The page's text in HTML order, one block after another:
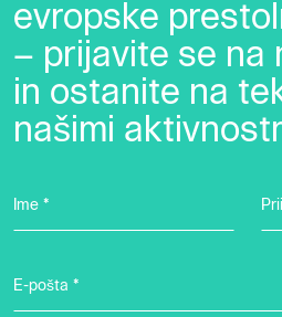
evropske
– prijavite se na
in ostanite na
našimi
Ime *
E-pošta *